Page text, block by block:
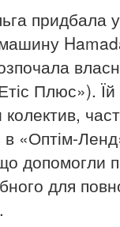
придбала у
Плюс»). Їй
«Оптім-
допомогли
для